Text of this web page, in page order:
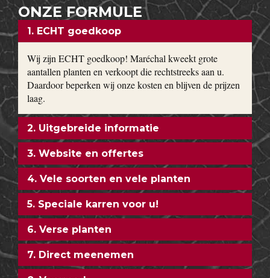
ONZE FORMULE
1. ECHT goedkoop
Wij zijn ECHT goedkoop! Maréchal kweekt grote
aantallen planten en verkoopt die rechtstreeks aan u.
Daardoor beperken wij onze kosten en blijven de prijzen
laag.
2. Uitgebreide informatie
3. Website en offertes
4. Vele soorten en vele planten
5. Speciale karren voor u!
6. Verse planten
7. Direct meenemen